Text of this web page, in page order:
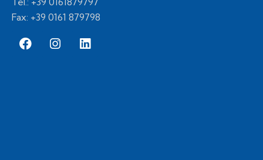
Fax: +39 0161 879798